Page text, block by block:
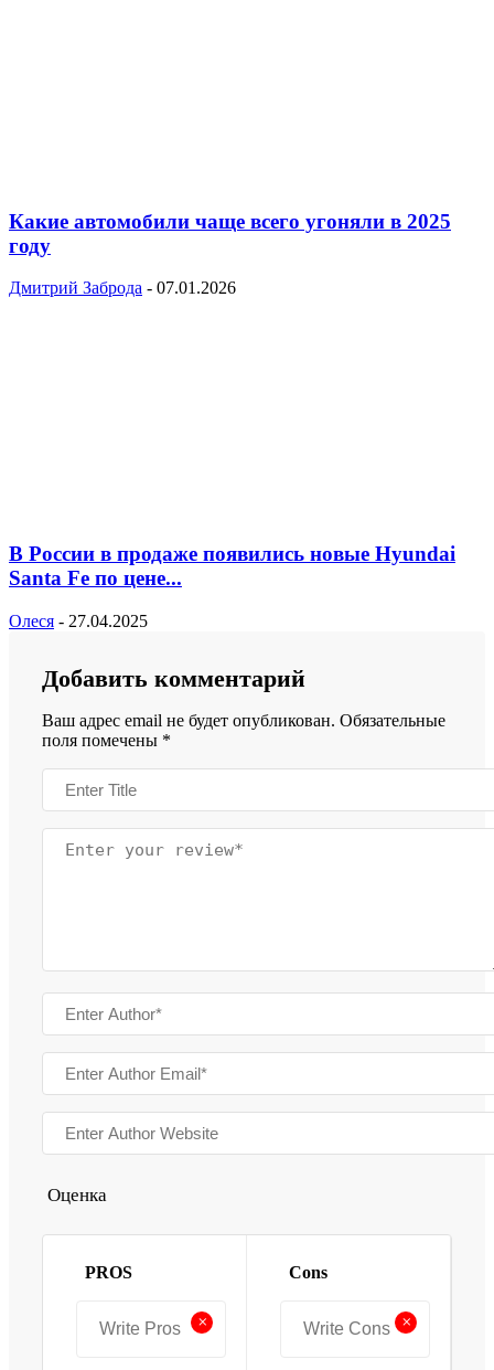
Какие автомобили чаще всего угоняли в 2025
году
Дмитрий Заброда - 07.01.2026
В России в продаже появились новые Hyundai
Santa Fe по цене...
Олеся - 27.04.2025
Добавить комментарий
Ваш адрес email не будет опубликован. Обязательные
поля помечены *
Оценка
PROS
+
Cons
+